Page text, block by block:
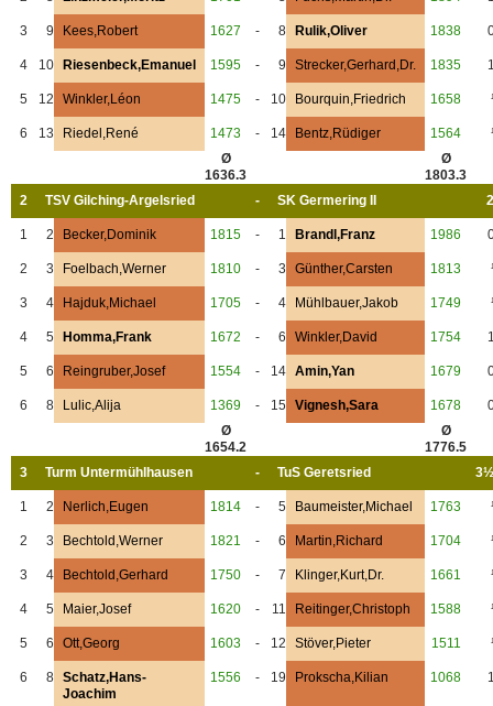
3 9 Kees,Robert 1627 - 8 Rulik,Oliver 1838
4 10 Riesenbeck,Emanuel 1595 - 9 Strecker,Gerhard,Dr. 1835
5 12 Winkler,Léon 1475 - 10 Bourquin,Friedrich 1658
6 13 Riedel,René 1473 - 14 Bentz,Rüdiger 1564
Ø
1636.3
Ø
1803.3
2
TSV Gilching-Argelsried - SK Germering II
1 2 Becker,Dominik 1815 - 1 Brandl,Franz 1986
2 3 Foelbach,Werner 1810 - 3 Günther,Carsten 1813
3 4 Hajduk,Michael 1705 - 4 Mühlbauer,Jakob 1749
4 5 Homma,Frank 1672 - 6 Winkler,David 1754
5 6 Reingruber,Josef 1554 - 14 Amin,Yan 1679
6 8 Lulic,Alija 1369 - 15 Vignesh,Sara 1678
Ø
1654.2
Ø
1776.5
3
Turm Untermühlhausen - TuS Geretsried
1 2 Nerlich,Eugen 1814 - 5 Baumeister,Michael 1763
2 3 Bechtold,Werner 1821 - 6 Martin,Richard 1704
3 4 Bechtold,Gerhard 1750 - 7 Klinger,Kurt,Dr. 1661
4 5 Maier,Josef 1620 - 11 Reitinger,Christoph 1588
5 6 Ott,Georg 1603 - 12 Stöver,Pieter 1511
6 8 Schatz,Hans-
Joachim
1556 - 19 Prokscha,Kilian 1068